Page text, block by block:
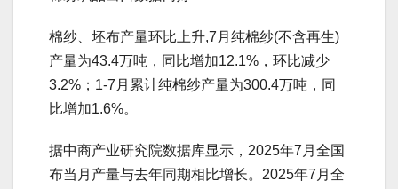
棉纱、坯布产量环比上升,7月纯棉纱(不含再生)
产量为43.4万吨，同比增加12.1%，环比减少
3.2%；1-7月累计纯棉纱产量为300.4万吨，同
比增加1.6%。
据中商产业研究院数据库显示，2025年7月全国
布当月产量与去年同期相比增长。2025年7月全